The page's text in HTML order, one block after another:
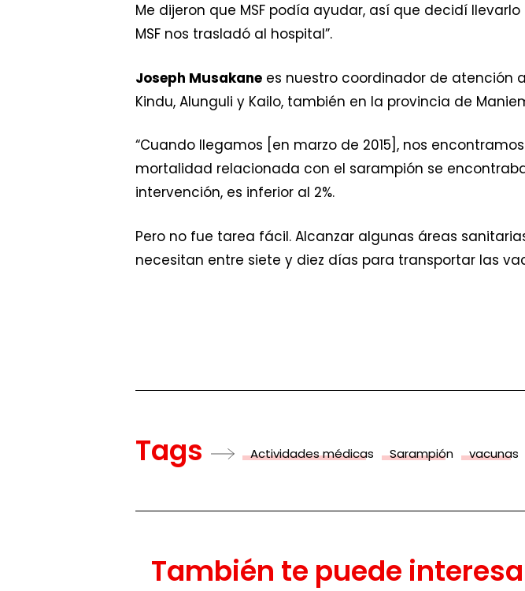
Me dijeron que MSF podía ayudar, así que decidí
MSF nos trasladó al hospital”.
Joseph Musakane es nuestro coordinador de atención
Kindu, Alunguli y Kailo, también en la provincia de
“Cuando llegamos [en marzo de 2015], nos
mortalidad relacionada con el sarampión se
intervención, es inferior al 2%.
Pero no fue tarea fácil. Alcanzar algunas áreas
necesitan entre siete y diez días para transportar las
Tags Actividades médicas Sarampión vacunas
También te puede